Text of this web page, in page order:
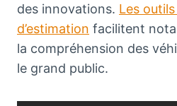
des innovations. Les
d’estimation facilitent
la compréhension des
le grand public.